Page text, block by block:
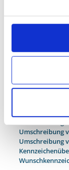
Abmeldung
Neuzulassung
Umschreibung
Umschreibung